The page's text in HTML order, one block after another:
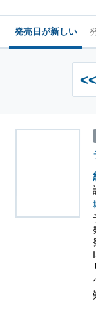
発売日が新しい
<<